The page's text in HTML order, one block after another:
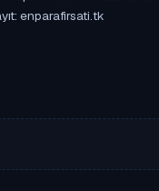
enparafirsati.tk